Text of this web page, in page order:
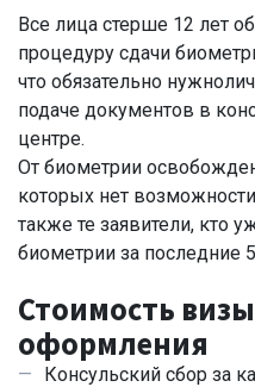
Все лица стерше 12 лет
процедуру сдачи
что обязательно
подаче документов в
центре.
От биометрии
которых нет
также те заявители, кто
биометрии за последние
Стоимость
оформления
Консульский сбор за